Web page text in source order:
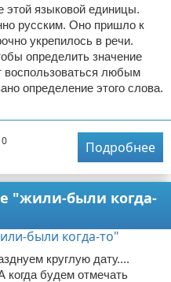
этой языковой единицы.
русским. Оно пришло к
укрепилось в речи.
определить значение
воспользоваться любым
определение этого слова.
Подробнее
"жили-были когда-
круглую дату....
когда будем отмечать